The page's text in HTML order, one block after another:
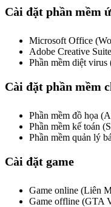
Cài đặt phần mềm
Microsoft Office
Adobe Creative
Phần mềm diệt
Cài đặt phần mềm
Phần mềm đồ họa
Phần mềm kế toán
Phần mềm quản lý
Cài đặt game
Game online (Liên
Game offline (GTA